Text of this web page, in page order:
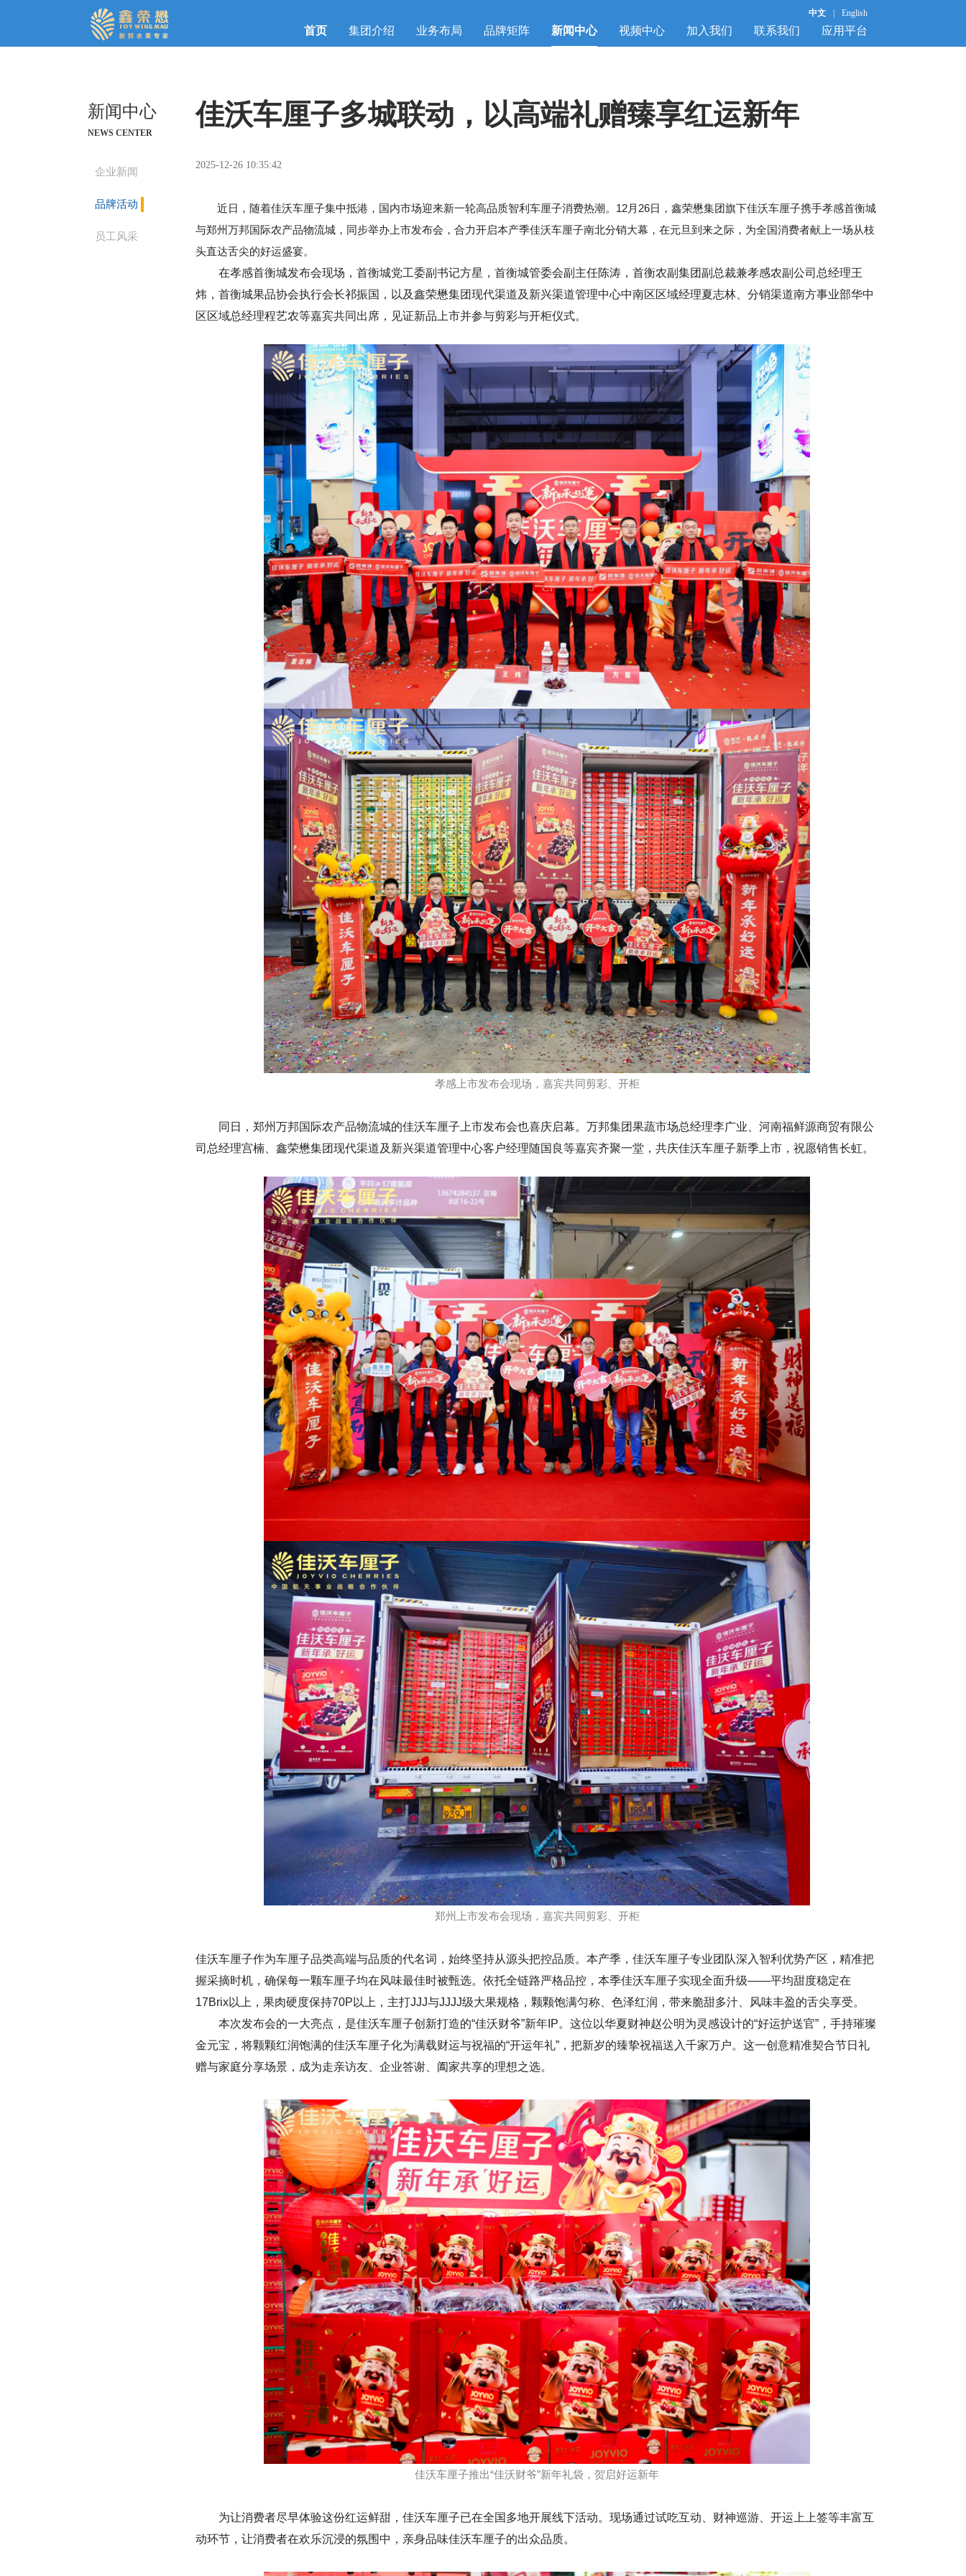
中文 English
首页 集团介绍 业务布局 品牌矩阵 新闻中心 视频中心 加入我们 联系我们 应用平台
新闻中心
NEWS CENTER
企业新闻
品牌活动
员工风采
佳沃车厘子多城联动，以高端礼赠臻享红运新年
2025-12-26 10:35:42
近日，随着佳沃车厘子集中抵港，国内市场迎来新一轮高品质智利车厘子消费热潮。12月26日，鑫荣懋集团旗下佳沃车厘子携手孝感首衡城
与郑州万邦国际农产品物流城，同步举办上市发布会，合力开启本产季佳沃车厘子南北分销大幕，在元旦到来之际，为全国消费者献上一场从枝
头直达舌尖的好运盛宴。
在孝感首衡城发布会现场，首衡城党工委副书记方星，首衡城管委会副主任陈涛，首衡农副集团副总裁兼孝感农副公司总经理王
炜，首衡城果品协会执行会长祁振国，以及鑫荣懋集团现代渠道及新兴渠道管理中心中南区区域经理夏志林、分销渠道南方事业部华中
区区域总经理程艺农等嘉宾共同出席，见证新品上市并参与剪彩与开柜仪式。
孝感上市发布会现场，嘉宾共同剪彩、开柜
同日，郑州万邦国际农产品物流城的佳沃车厘子上市发布会也喜庆启幕。万邦集团果蔬市场总经理李广业、河南福鲜源商贸有限公
司总经理宫楠、鑫荣懋集团现代渠道及新兴渠道管理中心客户经理随国良等嘉宾齐聚一堂，共庆佳沃车厘子新季上市，祝愿销售长虹。
郑州上市发布会现场，嘉宾共同剪彩、开柜
佳沃车厘子作为车厘子品类高端与品质的代名词，始终坚持从源头把控品质。本产季，佳沃车厘子专业团队深入智利优势产区，精准把
握采摘时机，确保每一颗车厘子均在风味最佳时被甄选。依托全链路严格品控，本季佳沃车厘子实现全面升级——平均甜度稳定在
17Brix以上，果肉硬度保持70P以上，主打JJJ与JJJJ级大果规格，颗颗饱满匀称、色泽红润，带来脆甜多汁、风味丰盈的舌尖享受。
本次发布会的一大亮点，是佳沃车厘子创新打造的“佳沃财爷”新年IP。这位以华夏财神赵公明为灵感设计的“好运护送官”，手持璀璨
金元宝，将颗颗红润饱满的佳沃车厘子化为满载财运与祝福的“开运年礼”，把新岁的臻挚祝福送入千家万户。这一创意精准契合节日礼
赠与家庭分享场景，成为走亲访友、企业答谢、阖家共享的理想之选。
佳沃车厘子推出“佳沃财爷”新年礼袋，贺启好运新年
为让消费者尽早体验这份红运鲜甜，佳沃车厘子已在全国多地开展线下活动。现场通过试吃互动、财神巡游、开运上上签等丰富互
动环节，让消费者在欢乐沉浸的氛围中，亲身品味佳沃车厘子的出众品质。